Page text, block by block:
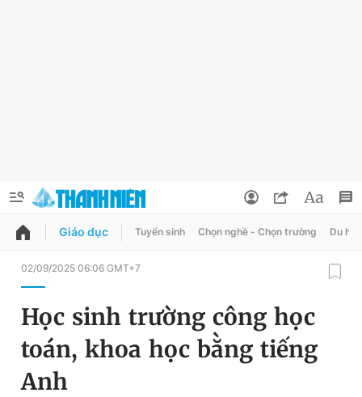
QUẢNG CÁO ĐẶT BÁO
Chuyên mục
Chuyên mục khác
Đổi mật khẩu
Tin đã lưu
Giáo dục Tuyển sinh Chọn nghề - Chọn trường Du học
02/09/2025 06:06 GMT+7
Học sinh trường công học
toán, khoa học bằng tiếng
Anh